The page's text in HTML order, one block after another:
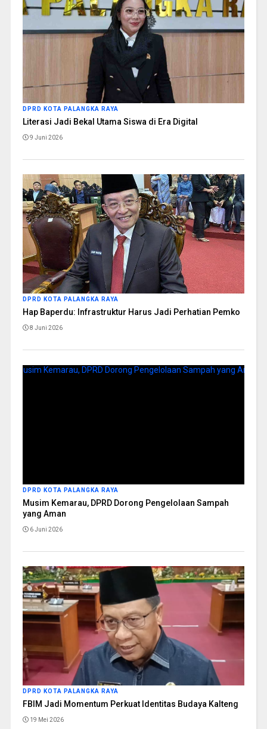
DPRD KOTA PALANGKA RAYA
Literasi Jadi Bekal Utama Siswa di Era Digital
9 Juni 2026
DPRD KOTA PALANGKA RAYA
Hap Baperdu: Infrastruktur Harus Jadi Perhatian Pemko
8 Juni 2026
DPRD KOTA PALANGKA RAYA
Musim Kemarau, DPRD Dorong Pengelolaan Sampah
yang Aman
6 Juni 2026
DPRD KOTA PALANGKA RAYA
FBIM Jadi Momentum Perkuat Identitas Budaya Kalteng
19 Mei 2026